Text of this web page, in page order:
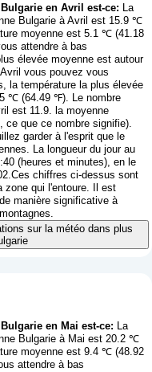
en Avril est-ce: La
Bulgarie à Avril est 15.9 ℃
moyenne est 5.1 ℃ (41.18
attendre à bas
élevée moyenne est autour
vous pouvez vous
la température la plus élevée
℃ (64.49 ℉). Le nombre
est 11.9. la moyenne
ce que ce nombre signifie).
garder à l'esprit que le
La longueur du jour au
(heures et minutes), en le
chiffres ci-dessus sont
zone qui l'entoure. Il est
manière significative à
sur la météo dans plus
en Mai est-ce: La
Bulgarie à Mai est 20.2 ℃
moyenne est 9.4 ℃ (48.92
attendre à bas